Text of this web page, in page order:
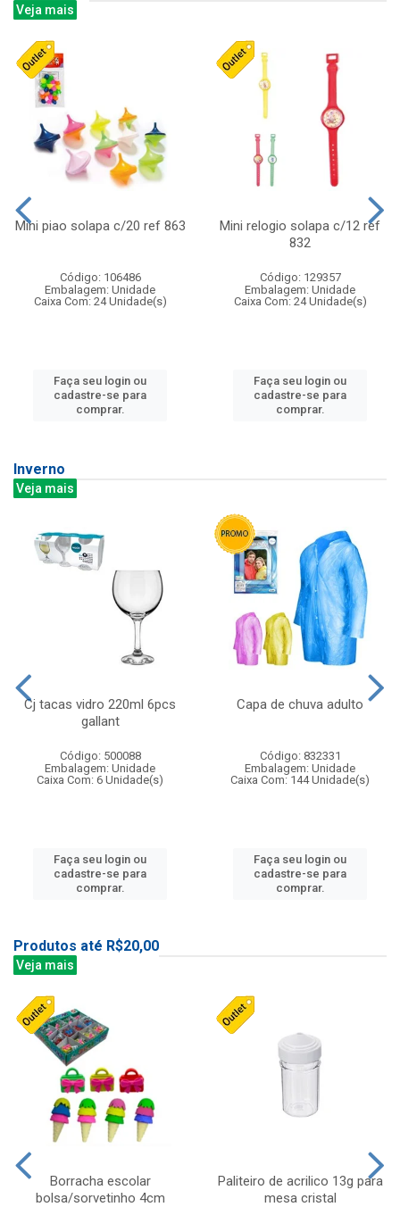
Veja mais
Mini piao solapa c/20 ref 863
Código: 106486
Embalagem: Unidade
Caixa Com: 24 Unidade(s)
Faça seu login ou
cadastre-se para
comprar.
Mini relogio solapa c/12 ref
832
Código: 129357
Embalagem: Unidade
Caixa Com: 24 Unidade(s)
Faça seu login ou
cadastre-se para
comprar.
Inverno
Veja mais
Cj tacas vidro 220ml 6pcs
gallant
Código: 500088
Embalagem: Unidade
Caixa Com: 6 Unidade(s)
Faça seu login ou
cadastre-se para
comprar.
Capa de chuva adulto
Código: 832331
Embalagem: Unidade
Caixa Com: 144 Unidade(s)
Faça seu login ou
cadastre-se para
comprar.
Produtos até R$20,00
Veja mais
Borracha escolar
bolsa/sorvetinho 4cm
Paliteiro de acrilico 13g para
mesa cristal